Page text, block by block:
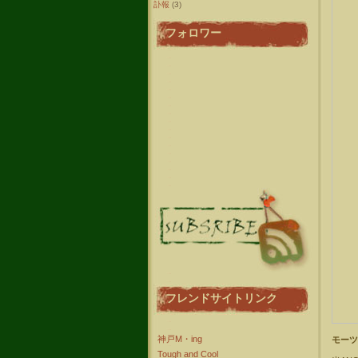
訃報 (3)
フォロワー
フレンドサイトリンク
神戸M・ing
Tough and Cool
モー